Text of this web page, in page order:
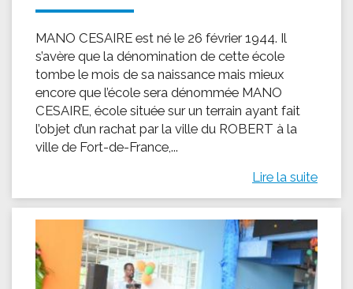
MANO CESAIRE est né le 26 février 1944. Il
s’avère que la dénomination de cette école
tombe le mois de sa naissance mais mieux
encore que l’école sera dénommée MANO
CESAIRE, école située sur un terrain ayant fait
l’objet d’un rachat par la ville du ROBERT à la
ville de Fort-de-France,...
Lire la suite